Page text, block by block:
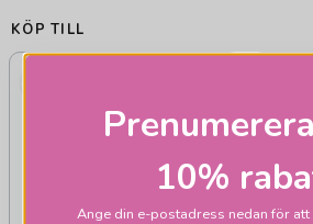
KÖP TILL
10%
Ange din e-postadress nedan för